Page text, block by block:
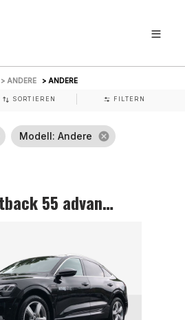
> ANDERE > ANDERE
SORTIEREN FILTERN
Modell: Andere cancel
e-tron Sportback 55 advanced